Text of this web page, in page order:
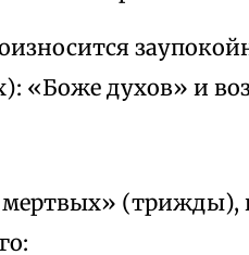
«Боже духов» и
мертвых»